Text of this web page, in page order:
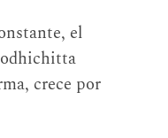
el
crece por